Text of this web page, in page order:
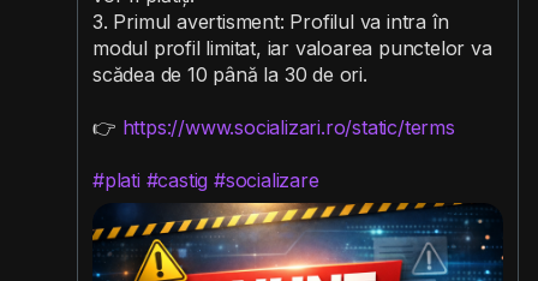
3. Primul avertisment: Profilul va intra în
modul profil limitat, iar valoarea punctelor va
scădea de 10 până la 30 de ori.
👉 https://www.socializari.ro/static/terms
#plati #castig #socializare